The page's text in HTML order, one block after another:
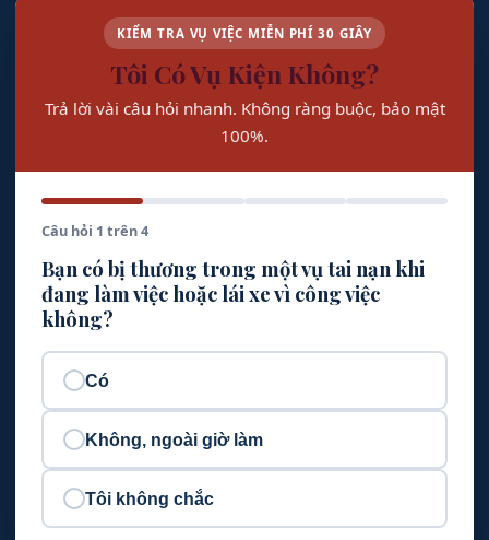
KIỂM TRA VỤ VIỆC MIỄN PHÍ 30 GIÂY
Tôi Có Vụ Kiện Không?
Trả lời vài câu hỏi nhanh. Không ràng buộc, bảo mật
100%.
Câu hỏi 1 trên 4
Bạn có bị thương trong một vụ tai nạn khi
đang làm việc hoặc lái xe vì công việc
không?
Có
Không, ngoài giờ làm
Tôi không chắc